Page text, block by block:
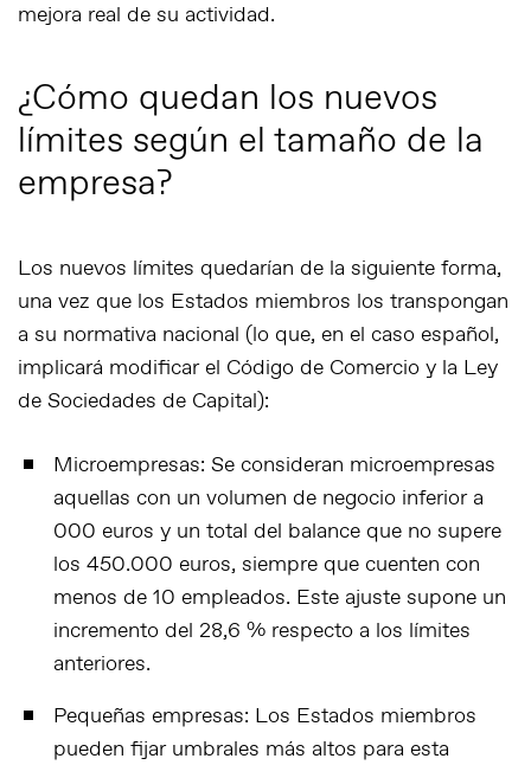
mejora real de su actividad.
¿Cómo quedan los nuevos
límites según el tamaño de la
empresa?
Los nuevos límites quedarían de la siguiente forma,
una vez que los Estados miembros los transpongan
a su normativa nacional (lo que, en el caso español,
implicará modificar el Código de Comercio y la Ley
de Sociedades de Capital):
Microempresas: Se consideran microempresas
aquellas con un volumen de negocio inferior a
000 euros y un total del balance que no supere
los 450.000 euros, siempre que cuenten con
menos de 10 empleados. Este ajuste supone un
incremento del 28,6 % respecto a los límites
anteriores.
Pequeñas empresas: Los Estados miembros
pueden fijar umbrales más altos para esta